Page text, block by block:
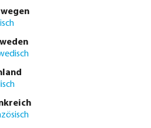
0411203